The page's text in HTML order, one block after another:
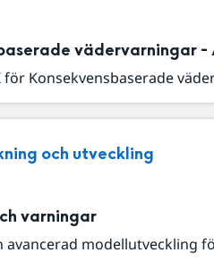
vädervarningar -
för Konsekvensbaserade
och utveckling
varningar
avancerad modellutveckling